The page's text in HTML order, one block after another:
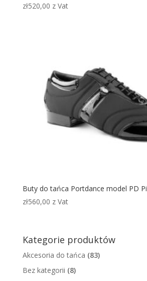
zł520,00 z Vat
Buty do tańca Portdance model PD
zł560,00 z Vat
Kategorie produktów
Akcesoria do tańca (83)
Bez kategorii (8)